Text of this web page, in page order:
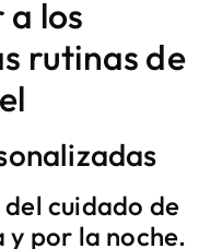
a los
rutinas de
cuidado de
y por la noche.